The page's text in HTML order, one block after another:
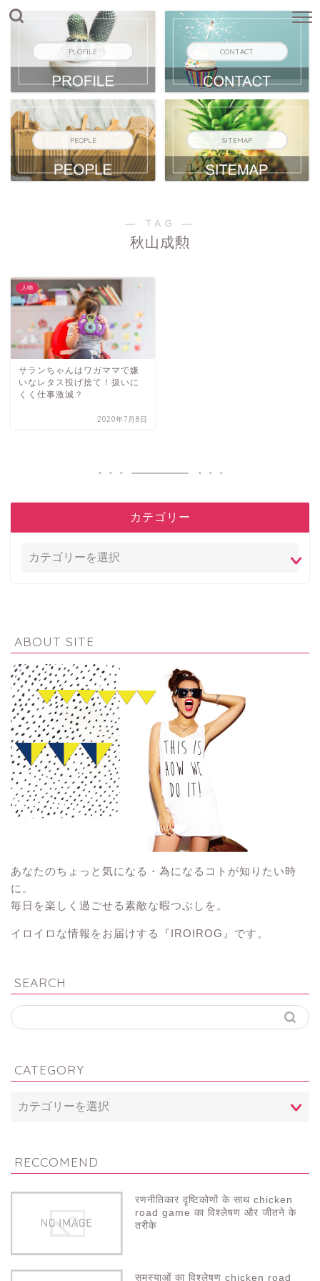
PLOFILE CONTACT
PEOPLE SITEMAP
― TAG ―
秋山成勲
人物
サランちゃんはワガママで嫌
いなレタス投げ捨て！扱いに
くく仕事激減？
2020年7月8日
カテゴリー
ABOUT SITE
あなたのちょっと気になる・為になるコトが知りたい時
に。
毎日を楽しく過ごせる素敵な暇つぶしを。
イロイロな情報をお届けする『IROIROG』です。
SEARCH
CATEGORY
RECCOMEND
रणनीतिकार दृष्टिकोणों के साथ chicken
road game का विश्लेषण और जीतने के
तरीके
समस्याओं का विश्लेषण chicken road